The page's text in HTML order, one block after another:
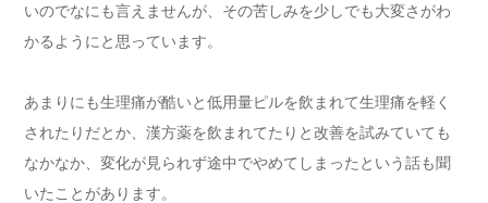
いのでなにも言えませんが、その苦しみを少しでも大変さがわ
かるようにと思っています。
あまりにも生理痛が酷いと低用量ピルを飲まれて生理痛を軽く
されたりだとか、漢方薬を飲まれてたりと改善を試みていても
なかなか、変化が見られず途中でやめてしまったという話も聞
いたことがあります。